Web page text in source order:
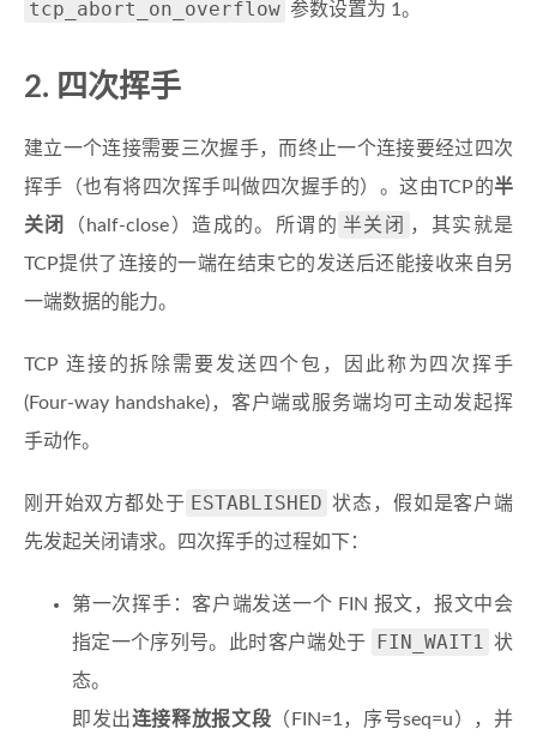
tcp_abort_on_overflow 参数设置为 1。
2. 四次挥手
建立一个连接需要三次握手，而终止一个连接要经过四次
挥手（也有将四次挥手叫做四次握手的）。这由TCP的半
关闭
（half-close）造成的。所谓的 半关闭 ，其实就是
TCP提供了连接的一端在结束它的发送后还能接收来自另
一端数据的能力。
TCP 连接的拆除需要发送四个包，因此称为四次挥手
(Four-way handshake)，客户端或服务端均可主动发起挥
手动作。
刚开始双方都处于 ESTABLISHED 状态，假如是客户端
先发起关闭请求。四次挥手的过程如下：
第一次挥手：客户端发送一个 FIN 报文，报文中会
指定一个序列号。此时客户端处于
FIN_WAIT1 状
态。
即发出连接释放报文段 （FIN=1，序号seq=u），并